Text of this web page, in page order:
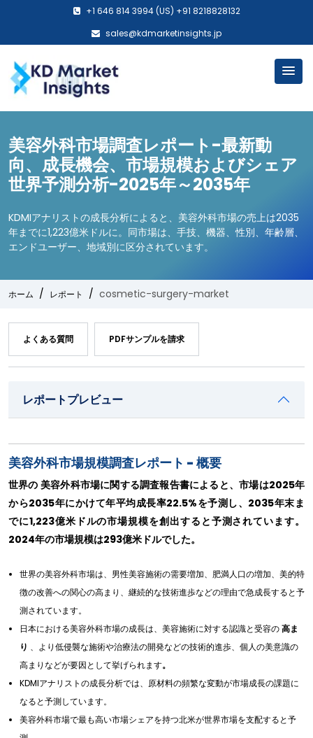
+1 646 814 3994 (US) +91 8218828132
sales@kdmarketinsights.jp
美容外科市場調査レポート-最新動
向、成長機会、市場規模およびシェア
世界予測分析-2025年～2035年
KDMIアナリストの成長分析によると、美容外科市場の売上は2035
年までに1,223億米ドルに。同市場は、手技、機器、性別、年齢層、
エンドユーザー、地域別に区分されています。
ホーム レポート cosmetic-surgery-market
よくある質問 PDFサンプルを請求
レポートプレビュー
美容外科市場規模調査レポート - 概要
世界の 美容外科市場に関する調査報告書によると、市場は2025年
から2035年にかけて年平均成長率22.5%を予測し、2035年末ま
でに1,223億米ドルの市場規模を創出すると予測されています。
2024年の市場規模は293億米ドルでした。
世界の美容外科市場は、男性美容施術の需要増加、肥満人口の増加、美的特
徴の改善への関心の高まり、継続的な技術進歩などの理由で急成長すると予
測されています。
日本における美容外科市場の成長は、美容施術に対する認識と受容の高ま
り 、より低侵襲な施術や治療法の開発などの技術的進歩、個人の美意識の
高まりなどが要因として挙げられます。
KDMIアナリストの成長分析では、原材料の頻繁な変動が市場成長の課題に
なると予測しています。
美容外科市場で最も高い市場シェアを持つ北米が世界市場を支配すると予